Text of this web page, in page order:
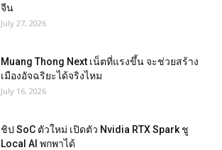
จีน
July 27, 2026
Muang Thong Next เน็ตที่แรงขึ้น จะช่วยสร้าง
เมืองอัจฉริยะได้จริงไหม
July 16, 2026
ชิป SoC ตัวใหม่ เปิดตัว Nvidia RTX Spark ชู
Local AI พกพาได้